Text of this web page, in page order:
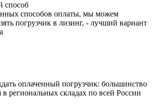
способ
способов оплаты, мы можем
погрузчик в лизинг, - лучший вариант
оплаченный погрузчик: большинство
в региональных складах по всей России